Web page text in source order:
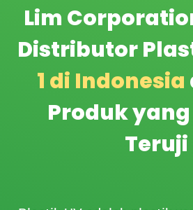
Lim
Distributor
1 di Indonesia
Produk
Teruji